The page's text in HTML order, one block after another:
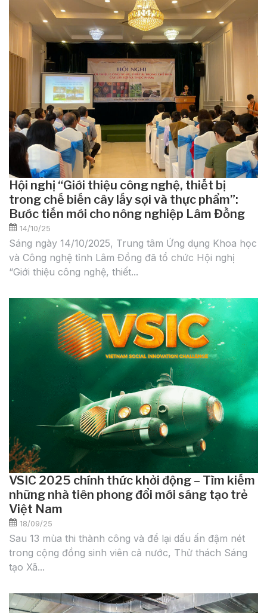
Hội nghị “Giới thiệu công nghệ, thiết bị
trong chế biến cây lấy sợi và thực phẩm”:
Bước tiến mới cho nông nghiệp Lâm Đồng
14/10/25
Sáng ngày 14/10/2025, Trung tâm Ứng dụng Khoa học
và Công nghệ tỉnh Lâm Đồng đã tổ chức Hội nghị
“Giới thiệu công nghệ, thiết...
VSIC 2025 chính thức khởi động – Tìm kiếm
những nhà tiên phong đổi mới sáng tạo trẻ
Việt Nam
18/09/25
Sau 13 mùa thi thành công và để lại dấu ấn đậm nét
trong cộng đồng sinh viên cả nước, Thử thách Sáng
tạo Xã...